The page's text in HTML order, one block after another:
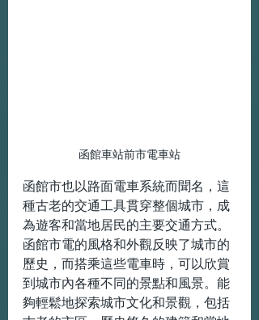
函館車站前市電車站
函館市也以路面電車系統而聞名，這
種古老的交通工具貫穿整個城市，成
為遊客和當地居民的主要交通方式。
函館市電的風格和外觀反映了城市的
歷史，而搭乘這些電車時，可以欣賞
到城市內各種不同的景點和風景。能
夠輕鬆地探索城市文化和景觀，包括